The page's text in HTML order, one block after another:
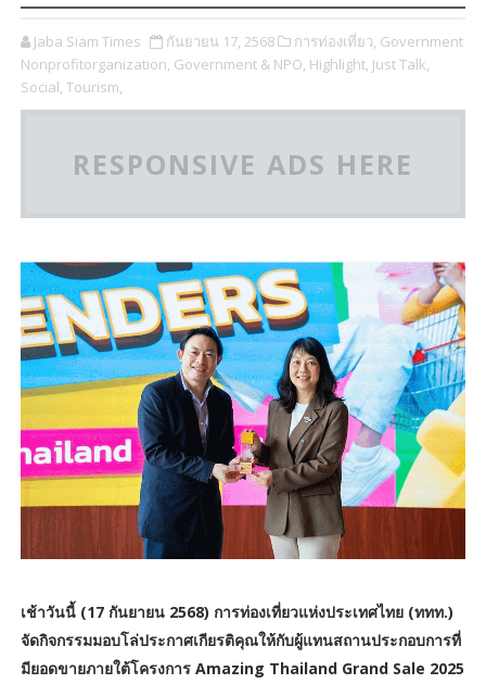
Jaba Siam Times กันยายน 17, 2568 การท่องเที่ยว, Government
Nonprofitorganization, Government & NPO, Highlight, Just Talk,
Social, Tourism,
RESPONSIVE ADS HERE
เช้าวันนี้ (17 กันยายน 2568) การท่องเที่ยวแห่งประเทศไทย (ททท.)
จัดกิจกรรมมอบโล่ประกาศเกียรติคุณให้กับผู้แทนสถานประกอบการที่
มียอดขายภายใต้โครงการ Amazing Thailand Grand Sale 2025